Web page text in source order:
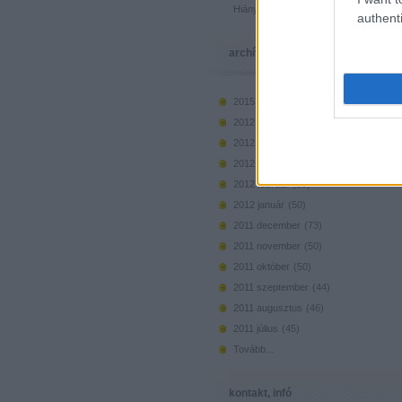
Hiányzó elemek beszerzése
archívum
2015 március
2012 május
2012 április
2012 március
2012 február (50)
2012 január ( 50)
2011 december ( 73)
2011 november ( 50)
2011 október ( 50)
2011 szeptember ( 44)
2011 augusztus ( 46 )
2011 július ( 45)
Tovább
kontakt, infó